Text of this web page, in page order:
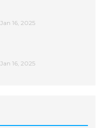
Jan 16, 2025
Jan 16, 2025